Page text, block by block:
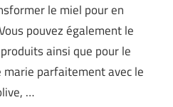
le miel pour en
pouvez également le
ainsi que pour le
parfaitement avec le
…